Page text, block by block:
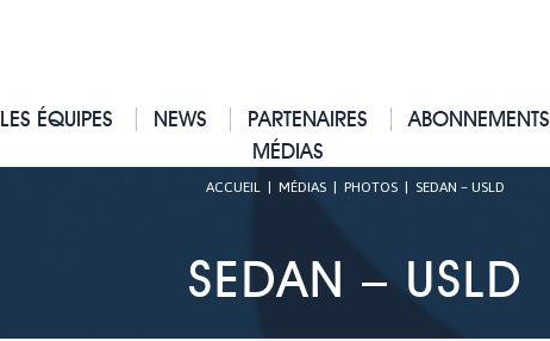
LES ÉQUIPES NEWS PARTENAIRES ABONNEMENTS
MÉDIAS
ACCUEIL| MÉDIAS| PHOTOS| SEDAN – USLD
SEDAN – USLD